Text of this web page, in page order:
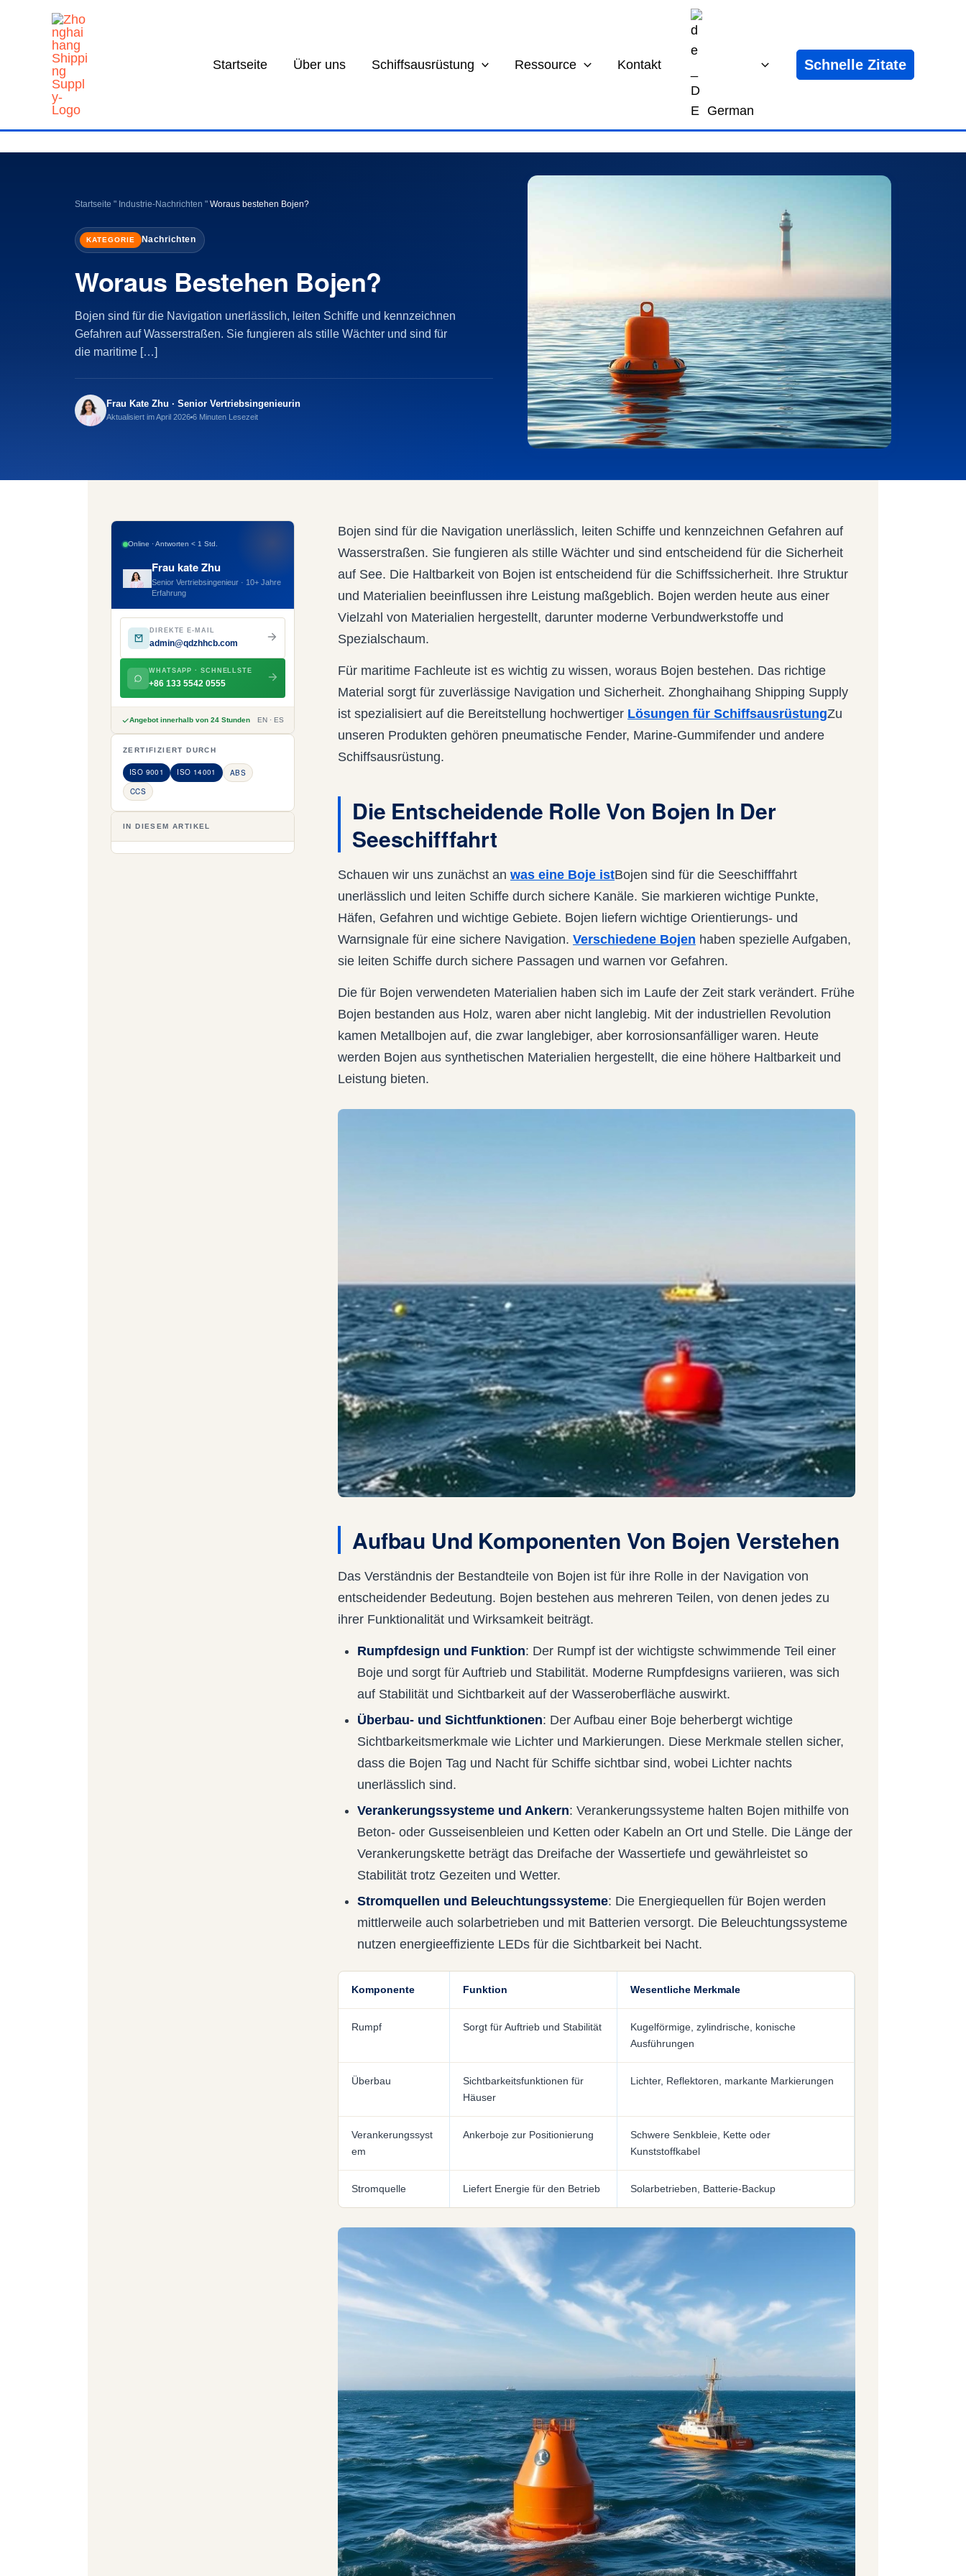
Startseite
Über uns Schiffsausrüstung Ressource Kontakt
German
Schnelle Zitate
Startseite " Industrie-Nachrichten " Woraus bestehen Bojen?
KATEGORIE Nachrichten
Woraus Bestehen Bojen?
Bojen sind für die Navigation unerlässlich, leiten Schiffe und kennzeichnen
Gefahren auf Wasserstraßen. Sie fungieren als stille Wächter und sind für
die maritime […]
Frau Kate Zhu · Senior Vertriebsingenieurin
Aktualisiert im April 2026 6 Minuten Lesezeit
Online · Antworten < 1 Std.
Frau kate Zhu
Senior Vertriebsingenieur · 10+ Jahre
Erfahrung
DIREKTE E-MAIL
admin@qdzhhcb.com
WHATSAPP · SCHNELLSTE
+86 133 5542 0555
Angebot innerhalb von 24 Stunden EN · ES
ZERTIFIZIERT DURCH
ISO 9001 ISO 14001
ABS
CCS
IN DIESEM ARTIKEL
Bojen sind für die Navigation unerlässlich, leiten Schiffe und kennzeichnen Gefahren auf
Wasserstraßen. Sie fungieren als stille Wächter und sind entscheidend für die Sicherheit
auf See. Die Haltbarkeit von Bojen ist entscheidend für die Schiffssicherheit. Ihre Struktur
und Materialien beeinflussen ihre Leistung maßgeblich. Bojen werden heute aus einer
Vielzahl von Materialien hergestellt, darunter moderne Verbundwerkstoffe und
Spezialschaum.
Für maritime Fachleute ist es wichtig zu wissen, woraus Bojen bestehen. Das richtige
Material sorgt für zuverlässige Navigation und Sicherheit. Zhonghaihang Shipping Supply
ist spezialisiert auf die Bereitstellung hochwertiger Lösungen für SchiffsausrüstungZu
unseren Produkten gehören pneumatische Fender, Marine-Gummifender und andere
Schiffsausrüstung.
Die Entscheidende Rolle Von Bojen In Der
Seeschifffahrt
Schauen wir uns zunächst an was eine Boje istBojen sind für die Seeschifffahrt
unerlässlich und leiten Schiffe durch sichere Kanäle. Sie markieren wichtige Punkte,
Häfen, Gefahren und wichtige Gebiete. Bojen liefern wichtige Orientierungs- und
Warnsignale für eine sichere Navigation. Verschiedene Bojen haben spezielle Aufgaben,
sie leiten Schiffe durch sichere Passagen und warnen vor Gefahren.
Die für Bojen verwendeten Materialien haben sich im Laufe der Zeit stark verändert. Frühe
Bojen bestanden aus Holz, waren aber nicht langlebig. Mit der industriellen Revolution
kamen Metallbojen auf, die zwar langlebiger, aber korrosionsanfälliger waren. Heute
werden Bojen aus synthetischen Materialien hergestellt, die eine höhere Haltbarkeit und
Leistung bieten.
Aufbau Und Komponenten Von Bojen Verstehen
Das Verständnis der Bestandteile von Bojen ist für ihre Rolle in der Navigation von
entscheidender Bedeutung. Bojen bestehen aus mehreren Teilen, von denen jedes zu
ihrer Funktionalität und Wirksamkeit beiträgt.
Rumpfdesign und Funktion: Der Rumpf ist der wichtigste schwimmende Teil einer
Boje und sorgt für Auftrieb und Stabilität. Moderne Rumpfdesigns variieren, was sich
auf Stabilität und Sichtbarkeit auf der Wasseroberfläche auswirkt.
Überbau- und Sichtfunktionen: Der Aufbau einer Boje beherbergt wichtige
Sichtbarkeitsmerkmale wie Lichter und Markierungen. Diese Merkmale stellen sicher,
dass die Bojen Tag und Nacht für Schiffe sichtbar sind, wobei Lichter nachts
unerlässlich sind.
Verankerungssysteme und Ankern: Verankerungssysteme halten Bojen mithilfe von
Beton- oder Gusseisenbleien und Ketten oder Kabeln an Ort und Stelle. Die Länge der
Verankerungskette beträgt das Dreifache der Wassertiefe und gewährleistet so
Stabilität trotz Gezeiten und Wetter.
Stromquellen und Beleuchtungssysteme: Die Energiequellen für Bojen werden
mittlerweile auch solarbetrieben und mit Batterien versorgt. Die Beleuchtungssysteme
nutzen energieeffiziente LEDs für die Sichtbarkeit bei Nacht.
Komponente Funktion Wesentliche Merkmale
Rumpf Sorgt für Auftrieb und Stabilität
Kugelförmige, zylindrische, konische
Ausführungen
Überbau
Sichtbarkeitsfunktionen für
Häuser
Lichter, Reflektoren, markante Markierungen
Verankerungssyst
em
Ankerboje zur Positionierung
Schwere Senkbleie, Kette oder
Kunststoffkabel
Stromquelle Liefert Energie für den Betrieb Solarbetrieben, Batterie-Backup